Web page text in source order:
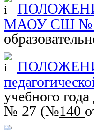
МАОУ СШ №
учебного
№ 27 (№140